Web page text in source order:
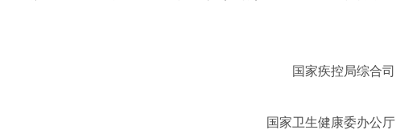
国家疾控局综合司
国家卫生健康委办公厅